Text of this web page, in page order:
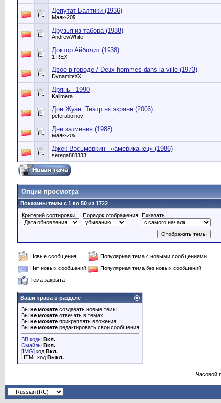
Депутат Балтики (1936)
Маяк-205
Друзья из табора (1938)
AndrewWhite
Доктор Айболит (1938)
1 REX
Двое в городе / Deux hommes dans la ville (1973)
DynamiteXX
Дрянь - 1990
Kalimera
Дон Жуан. Театр на экране (2006)
peterabotnov
Дни затмения (1988)
Маяк-205
Джек Восьмеркин - «американец» (1986)
serega888333
Опции просмотра
Показаны темы с 1 по 50 из 1722
Критерий сортировки
Порядок отображения Показать
Новые сообщения
Популярная тема с новыми сообщениями
Нет новых сообщений
Популярная тема без новых сообщений
Тема закрыта
Ваши права в разделе
Вы не можете создавать новые темы
Вы не можете отвечать в темах
Вы не можете прикреплять вложения
Вы не можете редактировать свои сообщения
BB коды Вкл.
Смайлы Вкл.
[IMG] код Вкл.
HTML код Выкл.
Часовой